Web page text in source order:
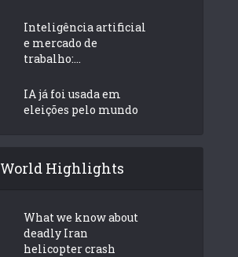
Inteligência artificial
e mercado de
trabalho:...
IA já foi usada em
eleições pelo mundo
World Highlights
What we know about
deadly Iran
helicopter crash